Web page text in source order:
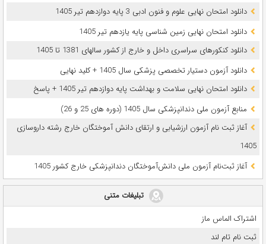
دانلود امتحان نهایی علوم و فنون ادبی 3 پایه دوازدهم تیر 1405
دانلود امتحان نهایی زمین شناسی پایه یازدهم تیر 1405
دانلود کنکورهای سراسری داخل و خارج از کشور سالهای 1381 تا 1405
دانلود آزمون دستیار تخصصی پزشکی سال 1405 + کلید نهایی
دانلود امتحان نهایی سلامت و بهداشت پایه دوازدهم تیر 1405 + پاسخ
ﻣﻨﺎﺑﻊ آزﻣﻮن ﻣﻠﯽ دندانپزشکی سال 1405 (دوره های 25 و 26)
آغاز ثبت نام آزمون‌ ارزشیابی و ارتقای دانش آموختگان خارج رشته داروسازی
1405
آغاز ثبت‌نام آزمون ملی دانش‌آموختگان دندانپزشکی خارج کشور 1405
تبلیغات متنی
اشتراک الماس ماز
ثبت نام تام لند